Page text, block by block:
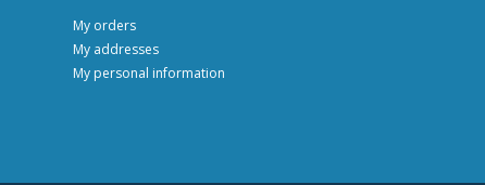
My orders
My addresses
My personal information